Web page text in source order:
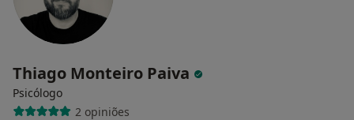
Thiago Monteiro Paiva
Psicólogo
2 opiniões